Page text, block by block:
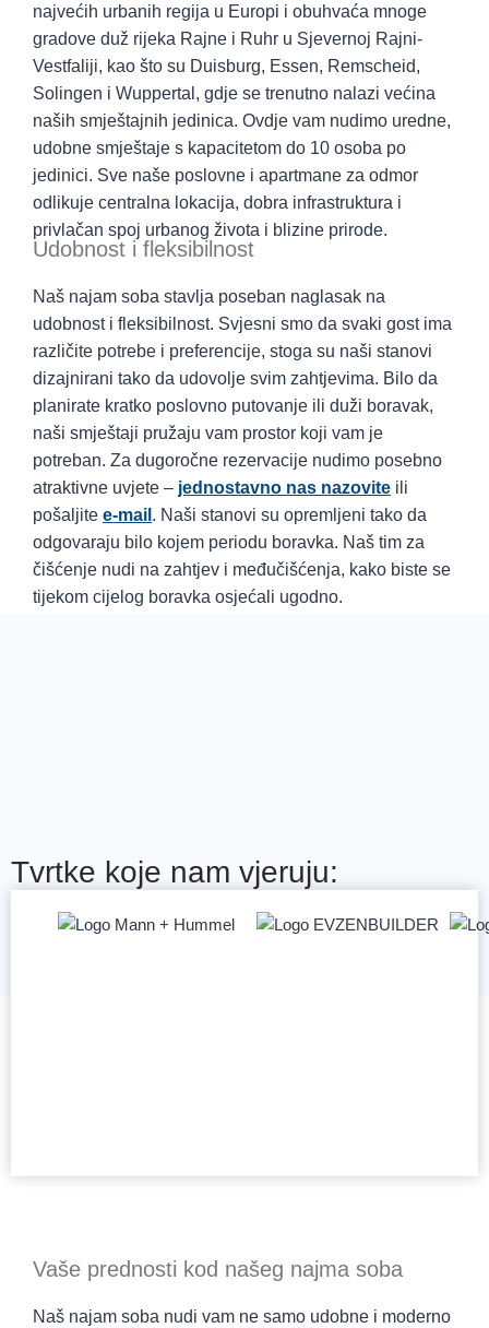
najvećih urbanih regija u Europi i obuhvaća mnoge
gradove duž rijeka Rajne i Ruhr u Sjevernoj Rajni-
Vestfaliji, kao što su Duisburg, Essen, Remscheid,
Solingen i Wuppertal, gdje se trenutno nalazi većina
naših smještajnih jedinica. Ovdje vam nudimo uredne,
udobne smještaje s kapacitetom do 10 osoba po
jedinici. Sve naše poslovne i apartmane za odmor
odlikuje centralna lokacija, dobra infrastruktura i
privlačan spoj urbanog života i blizine prirode.
Udobnost i fleksibilnost
Naš najam soba stavlja poseban naglasak na
udobnost i fleksibilnost. Svjesni smo da svaki gost ima
različite potrebe i preferencije, stoga su naši stanovi
dizajnirani tako da udovolje svim zahtjevima. Bilo da
planirate kratko poslovno putovanje ili duži boravak,
naši smještaji pružaju vam prostor koji vam je
potreban. Za dugoročne rezervacije nudimo posebno
atraktivne uvjete – jednostavno nas nazovite ili
pošaljite e-mail . Naši stanovi su opremljeni tako da
odgovaraju bilo kojem periodu boravka. Naš tim za
čišćenje nudi na zahtjev i međučišćenja, kako biste se
tijekom cijelog boravka osjećali ugodno.
Tvrtke koje nam vjeruju:
Vaše prednosti kod našeg najma soba
Naš najam soba nudi vam ne samo udobne i moderno